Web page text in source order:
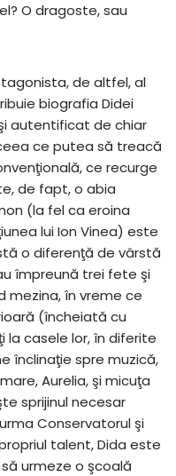
O dragoste, sau
de altfel, al
biografia Didei
autentificat de chiar
ce putea să treacă
ce recurge
de fapt, o abia
(la fel ca eroina
lui Ion Vinea) este
o diferenţă de vârstă
împreună trei fete şi
mezina, în vreme ce
(încheiată cu
la casele lor, în diferite
înclinaţie spre muzică,
Aurelia, şi micuţa
sprijinul necesar
Conservatorul şi
talent, Dida este
urmeze o şcoală